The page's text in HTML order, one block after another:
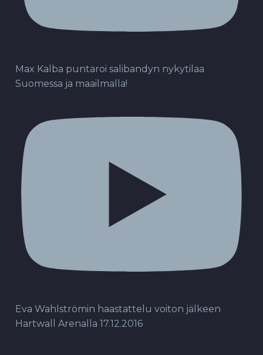
Max Kalba puntaroi salibandyn nykytilaa
Suomessa ja maailmalla!
Eva Wahlströmin haastattelu voiton jälkeen
Hartwall Arenalla 17.12.2016